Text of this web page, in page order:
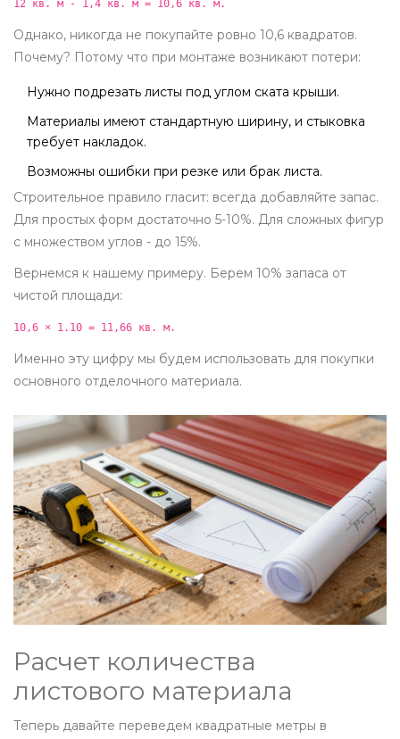
12 кв. м - 1,4 кв. м = 10,6 кв. м.
Однако, никогда не покупайте ровно 10,6 квадратов.
Почему? Потому что при монтаже возникают потери:
Нужно подрезать листы под углом ската крыши.
Материалы имеют стандартную ширину, и стыковка
требует накладок.
Возможны ошибки при резке или брак листа.
Строительное правило гласит: всегда добавляйте запас.
Для простых форм достаточно 5-10%. Для сложных фигур
с множеством углов - до 15%.
Вернемся к нашему примеру. Берем 10% запаса от
чистой площади:
10,6 × 1.10 = 11,66 кв. м.
Именно эту цифру мы будем использовать для покупки
основного отделочного материала.
Расчет количества
листового материала
Теперь давайте переведем квадратные метры в